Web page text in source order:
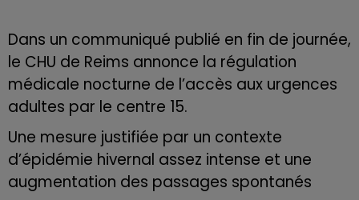
Dans un communiqué publié en fin de journée,
le CHU de Reims annonce la régulation
médicale nocturne de l’accès aux urgences
adultes par le centre 15.
Une mesure justifiée par un contexte
d’épidémie hivernal assez intense et une
augmentation des passages spontanés